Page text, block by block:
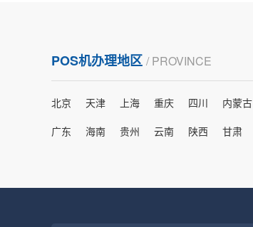
朋友推荐的，很好用，很安全，到账速度也很
快，机器很正规，值得推荐，客服讲解很仔细，
很满意！
POS机办理地区 / PROVINCE
北京 天津 上海 重庆 四川 内蒙古
广东
海南 贵州 云南 陕西 甘肃